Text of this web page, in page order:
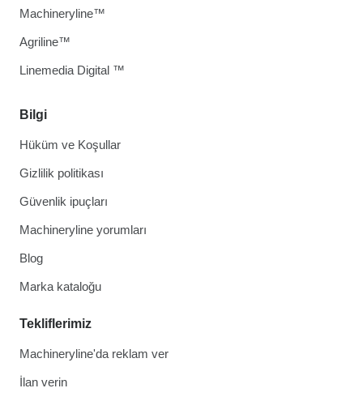
Bilgi
Hüküm ve Koşullar
Gizlilik politikası
Güvenlik ipuçları
Machineryline yorumları
Blog
Marka kataloğu
Tekliflerimiz
Machineryline'da reklam ver
İlan verin
Machineryline™
Agriline™
Linemedia Digital ™